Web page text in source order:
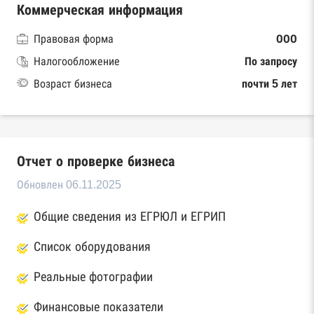
Коммерческая информация
Правовая форма
ООО
Налогообложение
По запросу
Возраст бизнеса
почти 5 лет
Отчет о проверке бизнеса
Обновлен 06.11.2025
Общие сведения из ЕГРЮЛ и ЕГРИП
Список оборудования
Реальные фотографии
Финансовые показатели